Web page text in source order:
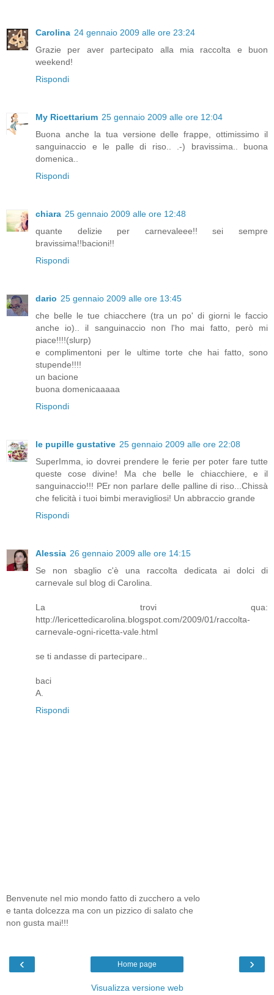
Carolina 24 gennaio 2009 alle ore 23:24
Grazie per aver partecipato alla mia raccolta e buon
weekend!
Rispondi
My Ricettarium 25 gennaio 2009 alle ore 12:04
Buona anche la tua versione delle frappe, ottimissimo il
sanguinaccio e le palle di riso.. .-) bravissima.. buona
domenica..
Rispondi
chiara 25 gennaio 2009 alle ore 12:48
quante delizie per carnevaleee!! sei sempre
bravissima!!bacioni!!
Rispondi
dario 25 gennaio 2009 alle ore 13:45
che belle le tue chiacchere (tra un po' di giorni le faccio
anche io).. il sanguinaccio non l'ho mai fatto, però mi
piace!!!!(slurp)
e complimentoni per le ultime torte che hai fatto, sono
stupende!!!!
un bacione
buona domenicaaaaa
Rispondi
le pupille gustative 25 gennaio 2009 alle ore 22:08
SuperImma, io dovrei prendere le ferie per poter fare tutte
queste cose divine! Ma che belle le chiacchiere, e il
sanguinaccio!!! PEr non parlare delle palline di riso...Chissà
che felicità i tuoi bimbi meravigliosi! Un abbraccio grande
Rispondi
Alessia 26 gennaio 2009 alle ore 14:15
Se non sbaglio c'è una raccolta dedicata ai dolci di
carnevale sul blog di Carolina.
La trovi qua:
http://lericettedicarolina.blogspot.com/2009/01/raccolta-
carnevale-ogni-ricetta-vale.html
se ti andasse di partecipare..
baci
A.
Rispondi
Benvenute nel mio mondo fatto di zucchero a velo
e tanta dolcezza ma con un pizzico di salato che
non gusta mai!!!
‹ ›
Home page
Visualizza versione web